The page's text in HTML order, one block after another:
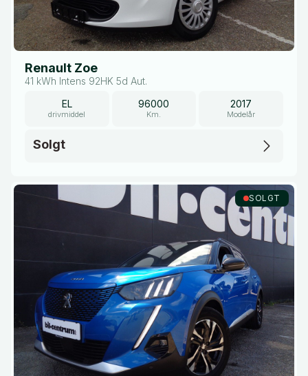
Renault Zoe
41 kWh Intens 92HK 5d Aut.
EL
drivmiddel
96000
Km.
2017
Modelår
Solgt
SOLGT